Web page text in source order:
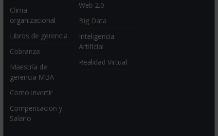
Clima
organizacional
Libros de gerencia
Cobranza
Maestría de
gerencia MBA
Como invertir
Compensacion y
Salario
Web 2.0
Big Data
Inteligencia
Artificial
Realidad Virtual